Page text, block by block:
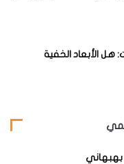
القلوية أو
بصفة عامة تقسيماً
إلى نسبة
(انظر الجدول
هل الأبعاد الخفية
بهبهاني